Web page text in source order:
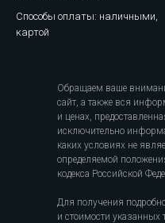
Способы оплаты: наличными,
картой
Обращаем ваше
сайт, а также вся
и ценах,
исключительно
каких условиях не
определяемой
кодекса Российской
Для получения
и стоимости указанных